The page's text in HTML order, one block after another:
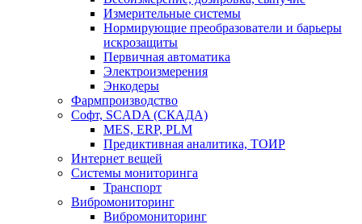
Измерительные системы
Нормирующие преобразователи и барьеры
искрозащиты
Первичная автоматика
Электроизмерения
Энкодеры
Фармпроизводство
Софт, SCADA (СКАДА)
MES, ERP, PLM
Предиктивная аналитика, ТОИР
Интернет вещей
Системы мониторинга
Транспорт
Вибромониторинг
Вибромониторинг